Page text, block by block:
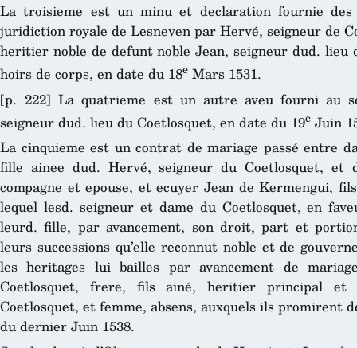
La troisieme est un minu et declaration fournie
juridiction royale de Lesneven par Hervé, seigneur de
heritier noble de defunt noble Jean, seigneur dud. lieu
hoirs de corps, en date du 18e Mars 1531.
[p. 222] La quatrieme est un autre aveu fourni au
seigneur dud. lieu du Coetlosquet, en date du 19e Juin
La cinquieme est un contrat de mariage passé entre
fille ainee dud. Hervé, seigneur du Coetlosquet, et
compagne et epouse, et ecuyer Jean de Kermengui,
lequel lesd. seigneur et dame du Coetlosquet, en
leurd. fille, par avancement, son droit, part et
leurs successions qu’elle reconnut noble et de
les heritages lui bailles par avancement de
Coetlosquet, frere, fils ainé, heritier principal et
Coetlosquet, et femme, absens, auxquels ils
du dernier Juin 1538.